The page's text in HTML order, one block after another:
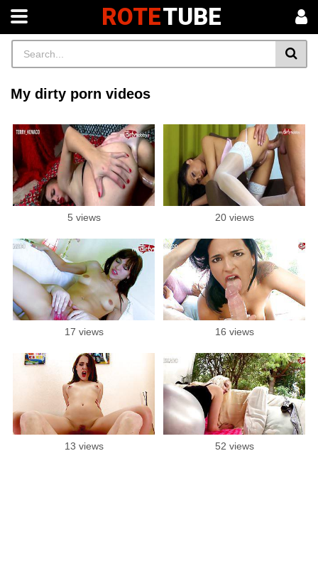
ROTETUBE
My dirty porn videos
5 views 20 views
17 views 16 views
13 views 52 views